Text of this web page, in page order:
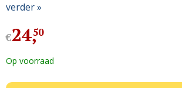
verder »
€24,
50
Op voorraad